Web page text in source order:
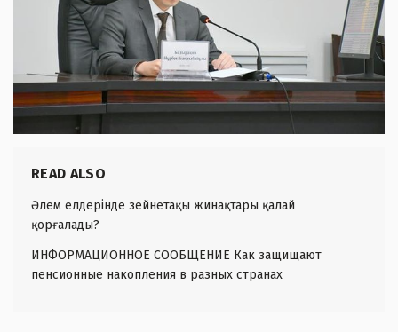
READ ALSO
Әлем елдерінде зейнетақы жинақтары қалай
қорғалады?
ИНФОРМАЦИОННОЕ СООБЩЕНИЕ Как защищают
пенсионные накопления в разных странах